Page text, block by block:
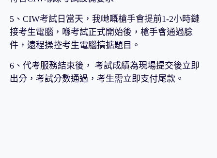
5、CIW考試日當天，我哋嘅槍手會提前1-2小時鏈
接考生電腦，喺考試正式開始後，槍手會通過腍
件，遠程操控考生電腦搞掂題目。
6、代考服務結束後， 考試成績為現場提交後立即
出分，考試分數通過，考生需立即支付尾款。